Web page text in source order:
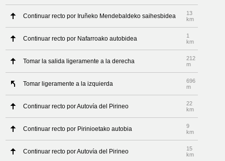
Continuar recto por Iruñeko Mendebaldeko saihesbidea
13
km
Continuar recto por Nafarroako autobidea
1
km
Tomar la salida ligeramente a la derecha
212
m
Tomar ligeramente a la izquierda
696
m
Continuar recto por Autovía del Pirineo
22
km
Continuar recto por Pirinioetako autobia
9
km
Continuar recto por Autovía del Pirineo
15
km